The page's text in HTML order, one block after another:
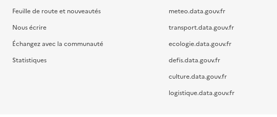
Feuille de route et nouveautés
Nous écrire
Échangez avec la communauté
Statistiques
meteo.data.gouv.fr
transport.data.gouv.fr
ecologie.data.gouv.fr
defis.data.gouv.fr
culture.data.gouv.fr
logistique.data.gouv.fr